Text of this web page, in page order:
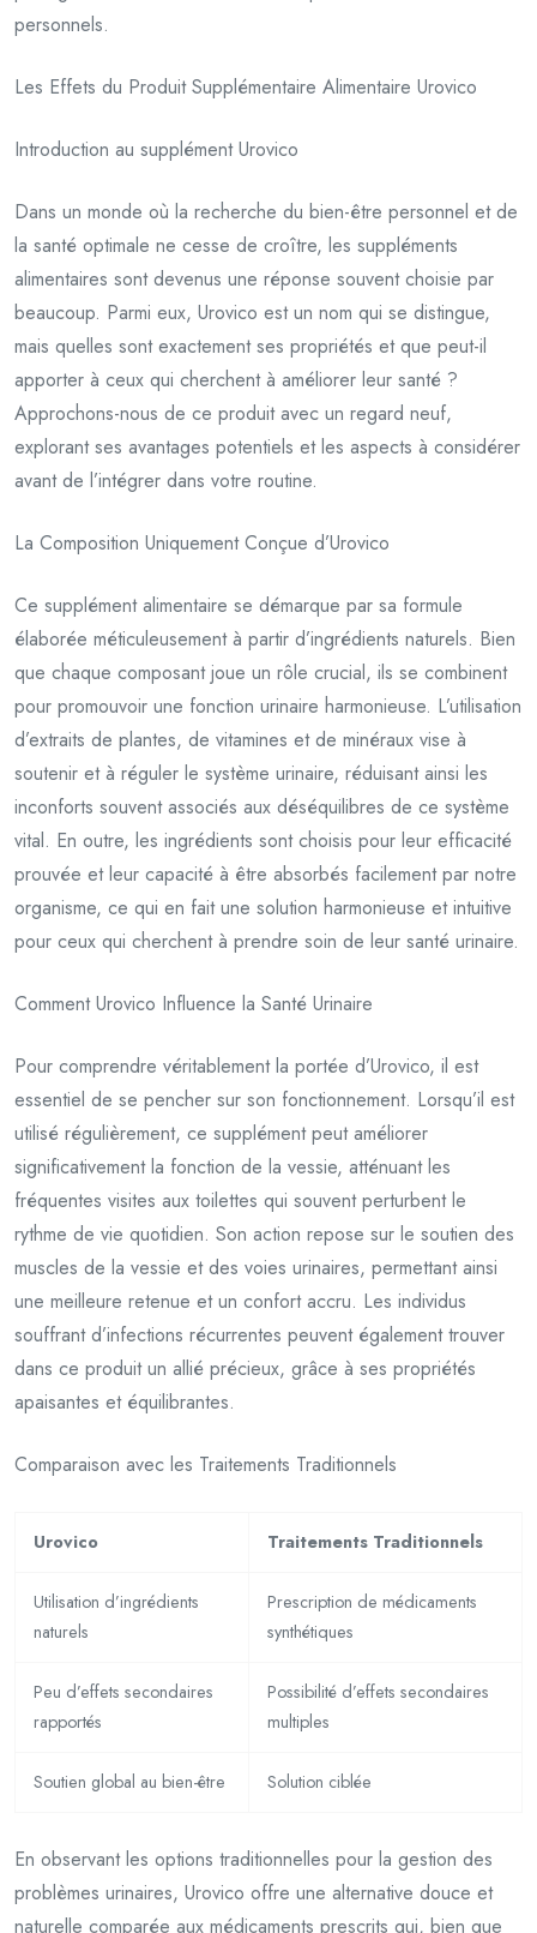
personnels.
Les Effets du Produit Supplémentaire Alimentaire Urovico
Introduction au supplément Urovico
Dans un monde où la recherche du bien-être personnel et de
la santé optimale ne cesse de croître, les suppléments
alimentaires sont devenus une réponse souvent choisie par
beaucoup. Parmi eux, Urovico est un nom qui se distingue,
mais quelles sont exactement ses propriétés et que peut-il
apporter à ceux qui cherchent à améliorer leur santé ?
Approchons-nous de ce produit avec un regard neuf,
explorant ses avantages potentiels et les aspects à considérer
avant de l’intégrer dans votre routine.
La Composition Uniquement Conçue d’Urovico
Ce supplément alimentaire se démarque par sa formule
élaborée méticuleusement à partir d’ingrédients naturels. Bien
que chaque composant joue un rôle crucial, ils se combinent
pour promouvoir une fonction urinaire harmonieuse. L’utilisation
d’extraits de plantes, de vitamines et de minéraux vise à
soutenir et à réguler le système urinaire, réduisant ainsi les
inconforts souvent associés aux déséquilibres de ce système
vital. En outre, les ingrédients sont choisis pour leur efficacité
prouvée et leur capacité à être absorbés facilement par notre
organisme, ce qui en fait une solution harmonieuse et intuitive
pour ceux qui cherchent à prendre soin de leur santé urinaire.
Comment Urovico Influence la Santé Urinaire
Pour comprendre véritablement la portée d’Urovico, il est
essentiel de se pencher sur son fonctionnement. Lorsqu’il est
utilisé régulièrement, ce supplément peut améliorer
significativement la fonction de la vessie, atténuant les
fréquentes visites aux toilettes qui souvent perturbent le
rythme de vie quotidien. Son action repose sur le soutien des
muscles de la vessie et des voies urinaires, permettant ainsi
une meilleure retenue et un confort accru. Les individus
souffrant d’infections récurrentes peuvent également trouver
dans ce produit un allié précieux, grâce à ses propriétés
apaisantes et équilibrantes.
Comparaison avec les Traitements Traditionnels
Urovico Traitements Traditionnels
Utilisation d’ingrédients
naturels
Prescription de médicaments
synthétiques
Peu d’effets secondaires
rapportés
Possibilité d’effets secondaires
multiples
Soutien global au bien-être Solution ciblée
En observant les options traditionnelles pour la gestion des
problèmes urinaires, Urovico offre une alternative douce et
naturelle comparée aux médicaments prescrits qui, bien que